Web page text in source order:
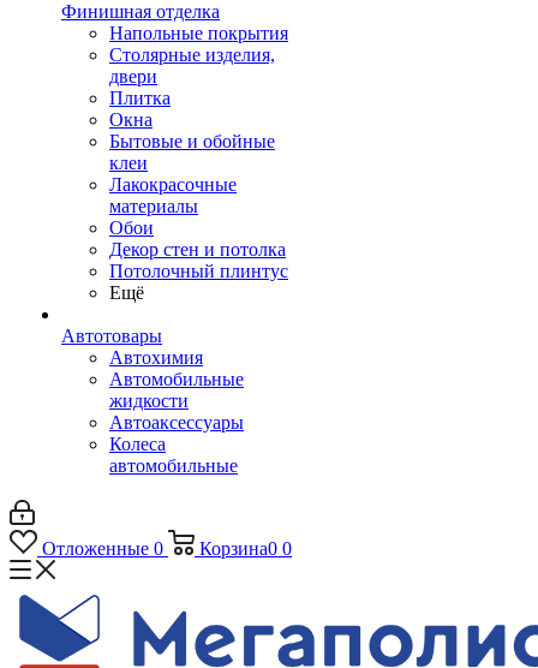
Финишная отделка
Напольные покрытия
Столярные изделия,
двери
Плитка
Окна
Бытовые и обойные
клеи
Лакокрасочные
материалы
Обои
Декор стен и потолка
Потолочный плинтус
Ещё
Автотовары
Автохимия
Автомобильные
жидкости
Автоаксессуары
Колеса
автомобильные
Отложенные 0 Корзина0 0